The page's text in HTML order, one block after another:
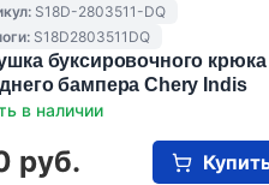
S18D-2803511-DQ
S18D2803511DQ
буксировочного крюка
бампера Сhery Indis
в наличии
руб.